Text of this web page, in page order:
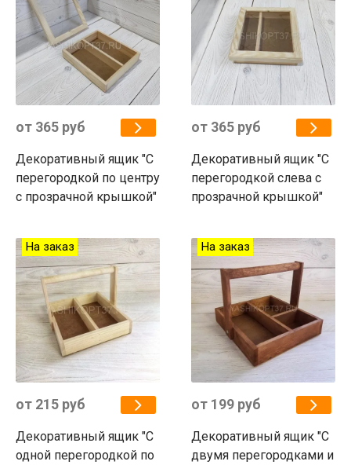
от 365 руб
Декоративный ящик "С
перегородкой по центру
с прозрачной крышкой"
от 365 руб
Декоративный ящик "С
перегородкой слева с
прозрачной крышкой"
На заказ
от 215 руб
Декоративный ящик "С
одной перегородкой по
На заказ
от 199 руб
Декоративный ящик "С
двумя перегородками и